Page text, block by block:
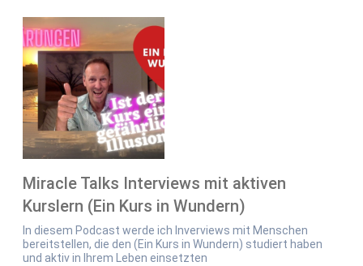
Miracle Talks Interviews mit aktiven
Kurslern (Ein Kurs in Wundern)
In diesem Podcast werde ich Inverviews mit Menschen
bereitstellen, die den (Ein Kurs in Wundern) studiert haben
und aktiv in Ihrem Leben einsetzten